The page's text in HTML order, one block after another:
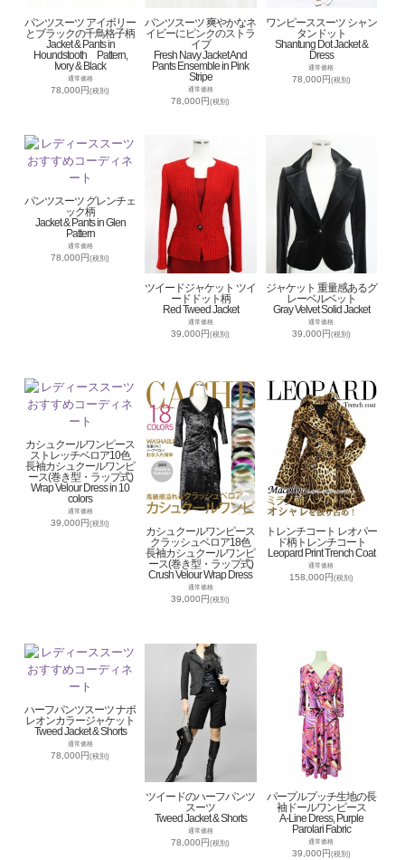
パンツスーツ アイボリー
とブラックの千鳥格子柄
Jacket & Pants in
Houndstooth Pattern,
Ivory & Black
通常価格
78,000円(税別)
パンツスーツ 爽やかなネ
イビーにピンクのストラ
イプ
Fresh Navy Jacket And
Pants Ensemble in Pink
Stripe
通常価格
78,000円(税別)
ワンピーススーツ シャン
タンドット
Shantung Dot Jacket &
Dress
通常価格
78,000円(税別)
パンツスーツ グレンチェ
ック柄
Jacket & Pants in Glen
Pattern
通常価格
78,000円(税別)
ツイードジャケット ツイ
ードドット柄
Red Tweed Jacket
通常価格
39,000円(税別)
ジャケット 重量感あるグ
レーベルベット
Gray Velvet Solid Jacket
通常価格
39,000円(税別)
カシュクールワンピース
ストレッチベロア10色
長袖カシュクールワンピ
ース(巻き型・ラップ式)
Wrap Velour Dress in 10
colors
通常価格
39,000円(税別)
カシュクールワンピース
クラッシュベロア18色
長袖カシュクールワンピ
ース(巻き型・ラップ式)
Crush Velour Wrap Dress
通常価格
39,000円(税別)
トレンチコート レオパー
ド柄トレンチコート
Leopard Print Trench Coat
通常価格
158,000円(税別)
ハーフパンツスーツ ナポ
レオンカラージャケット
Tweed Jacket & Shorts
通常価格
78,000円(税別)
ツイードのハーフパンツ
スーツ
Tweed Jacket & Shorts
通常価格
78,000円(税別)
パープルプッチ生地の長
袖ドールワンピース
A-Line Dress, Purple
Parolari Fabric
通常価格
39,000円(税別)